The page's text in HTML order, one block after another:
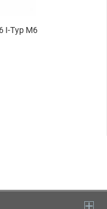
I-Typ M6